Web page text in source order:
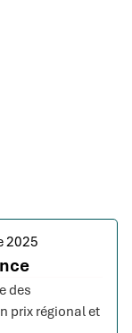
2025
des
prix régional et